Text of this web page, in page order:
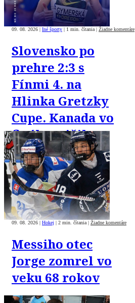
09. 08. 2026 | Iné športy | 1 min. čítania | Žiadne komentáre
Slovensko po
prehre 2:3 s
Fínmi 4. na
Hlinka Gretzky
Cupe. Kanada vo
finále zničila
USA 8:1
09. 08. 2026 | Hokej | 2 min. čítania | Žiadne komentáre
Messiho otec
Jorge zomrel vo
veku 68 rokov